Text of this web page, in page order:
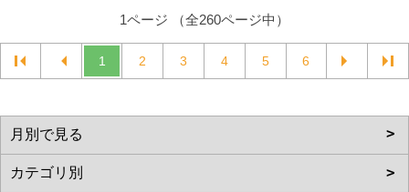
1ページ （全260ページ中）
1 2 3 4 5 6